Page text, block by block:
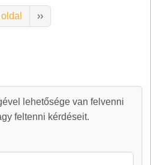
Következő oldal
››
lehetősége van felvenni
feltenni kérdéseit.